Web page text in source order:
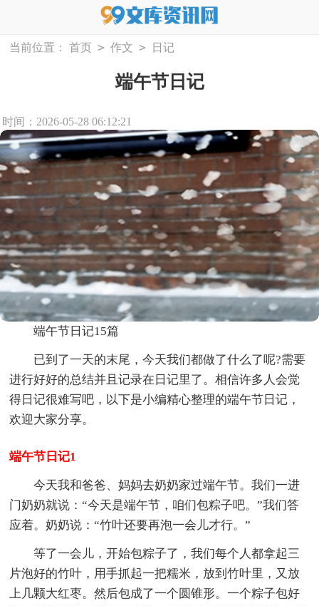
当前位置： 首页 > 作文 > 日记
端午节日记
时间：2026-05-28 06:12:21
端午节日记15篇
已到了一天的末尾，今天我们都做了什么了呢?需要
进行好好的总结并且记录在日记里了。相信许多人会觉
得日记很难写吧，以下是小编精心整理的端午节日记，
欢迎大家分享。
端午节日记1
今天我和爸爸、妈妈去奶奶家过端午节。我们一进
门奶奶就说：“今天是端午节，咱们包粽子吧。”我们答
应着。奶奶说：“竹叶还要再泡一会儿才行。”
等了一会儿，开始包粽子了，我们每个人都拿起三
片泡好的竹叶，用手抓起一把糯米，放到竹叶里，又放
上几颗大红枣。然后包成了一个圆锥形。一个粽子包好